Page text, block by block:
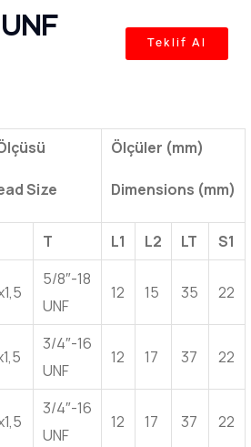
Teklif Al
Size
Ölçüler (mm)
Dimensions (mm)
T L1 L2 LT S1
5/8″-18
UNF
12 15 35 22
3/4″-16
UNF
12 17 37 22
3/4″-16
UNF
12 17 37 22